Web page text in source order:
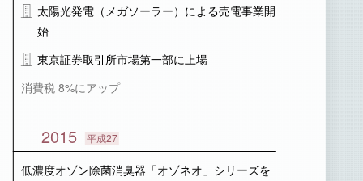
太陽光発電（メガソーラー）による売電事業開
始
東京証券取引所市場第一部に上場
消費税 8%にアップ
2015 平成27
低濃度オゾン除菌消臭器「オゾネオ」シリーズを